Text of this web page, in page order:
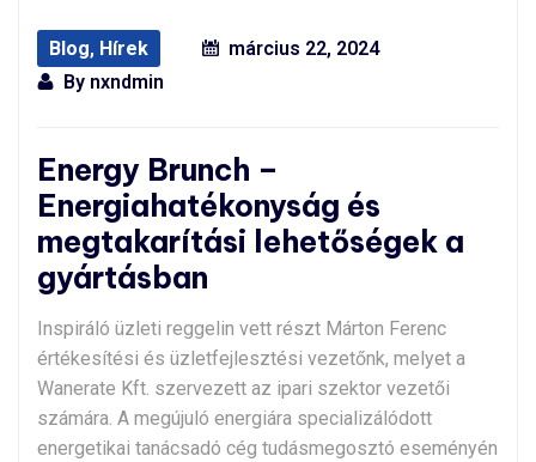
Blog, Hírek
március 22, 2024
By nxndmin
Energy Brunch –
Energiahatékonyság és
megtakarítási lehetőségek a
gyártásban
Inspiráló üzleti reggelin vett részt Márton Ferenc
értékesítési és üzletfejlesztési vezetőnk, melyet a
Wanerate Kft. szervezett az ipari szektor vezetői
számára. A megújuló energiára specializálódott
energetikai tanácsadó cég tudásmegosztó eseményén